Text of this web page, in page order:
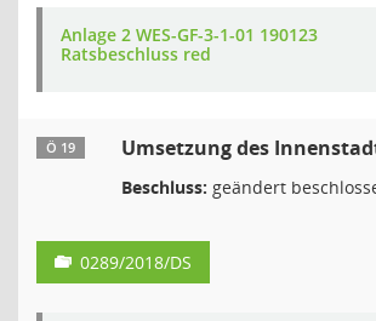
Anlage 2 WES-GF-3-1-01 190123
Ratsbeschluss red
Ö 19 Umsetzung des
Beschluss: geändert
0289/2018/DS